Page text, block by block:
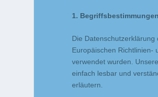
1. Begriffsbestimmungen
Die
Europäischen Richtlinien-
verwendet wurden.
einfach lesbar und
erläutern.